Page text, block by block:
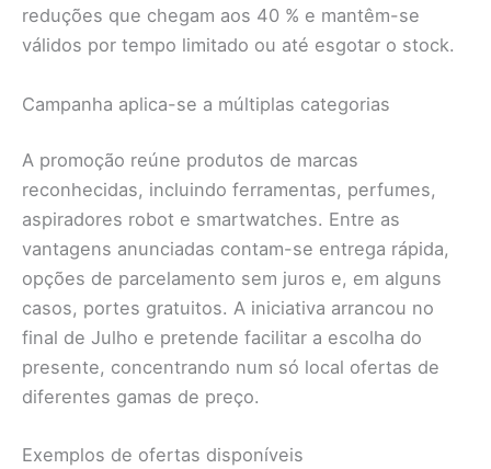
reduções que chegam aos 40 % e mantêm-se
válidos por tempo limitado ou até esgotar o stock.
Campanha aplica-se a múltiplas categorias
A promoção reúne produtos de marcas
reconhecidas, incluindo ferramentas, perfumes,
aspiradores robot e smartwatches. Entre as
vantagens anunciadas contam-se entrega rápida,
opções de parcelamento sem juros e, em alguns
casos, portes gratuitos. A iniciativa arrancou no
final de Julho e pretende facilitar a escolha do
presente, concentrando num só local ofertas de
diferentes gamas de preço.
Exemplos de ofertas disponíveis